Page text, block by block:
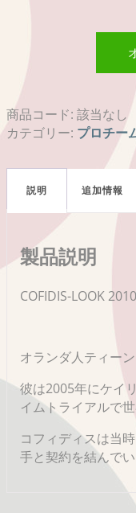
商品コード: 該当なし
カテゴリー: プロチー
説明 追加情報
製品説明
COFIDIS-LOOK 2010
オランダ人ティー
彼は2005年にケイ
イムトライアルで
コフィディスは当
手と契約を結んでい